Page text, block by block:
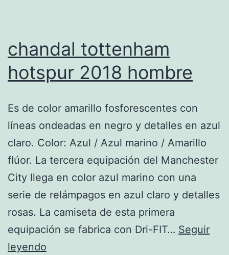
chandal tottenham
hotspur 2018 hombre
Es de color amarillo fosforescentes con
líneas ondeadas en negro y detalles en azul
claro. Color: Azul / Azul marino / Amarillo
flúor. La tercera equipación del Manchester
City llega en color azul marino con una
serie de relámpagos en azul claro y detalles
rosas. La camiseta de esta primera
equipación se fabrica con Dri-FIT… Seguir
leyendo